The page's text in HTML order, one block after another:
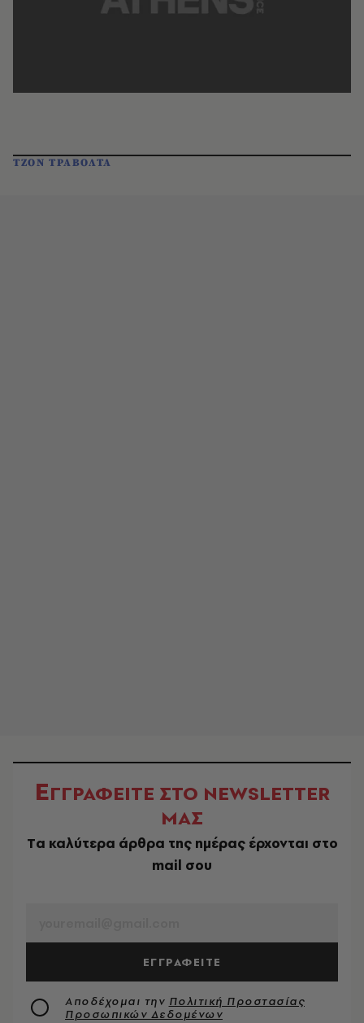
ΤΖΟΝ ΤΡΑΒΟΛΤΑ
ΕΓΓΡΑΦΕΙΤΕ ΣΤΟ NEWSLETTER
ΜΑΣ
Tα καλύτερα άρθρα της ημέρας έρχονται στο
mail σου
ΕΓΓΡΑΦΕΙΤΕ
Αποδέχομαι την Πολιτική Προστασίας
Προσωπικών Δεδομένων